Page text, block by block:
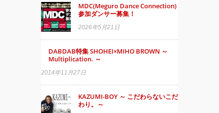
MDC(Meguro Dance Connection)
参加ダンサー募集！
2026年5月21日
DABDAB特集 SHOHEI×MIHO BROWN ～
Multiplication. ～
2014年11月27日
KAZUMI-BOY ～ こだわらないこだ
わり。～